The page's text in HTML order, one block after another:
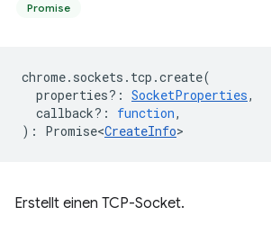
Promise
chrome. sockets . tcp .create(
properties? : SocketProperties,
callback? : function,
) : Promise<CreateInfo>
Erstellt einen TCP-Socket.